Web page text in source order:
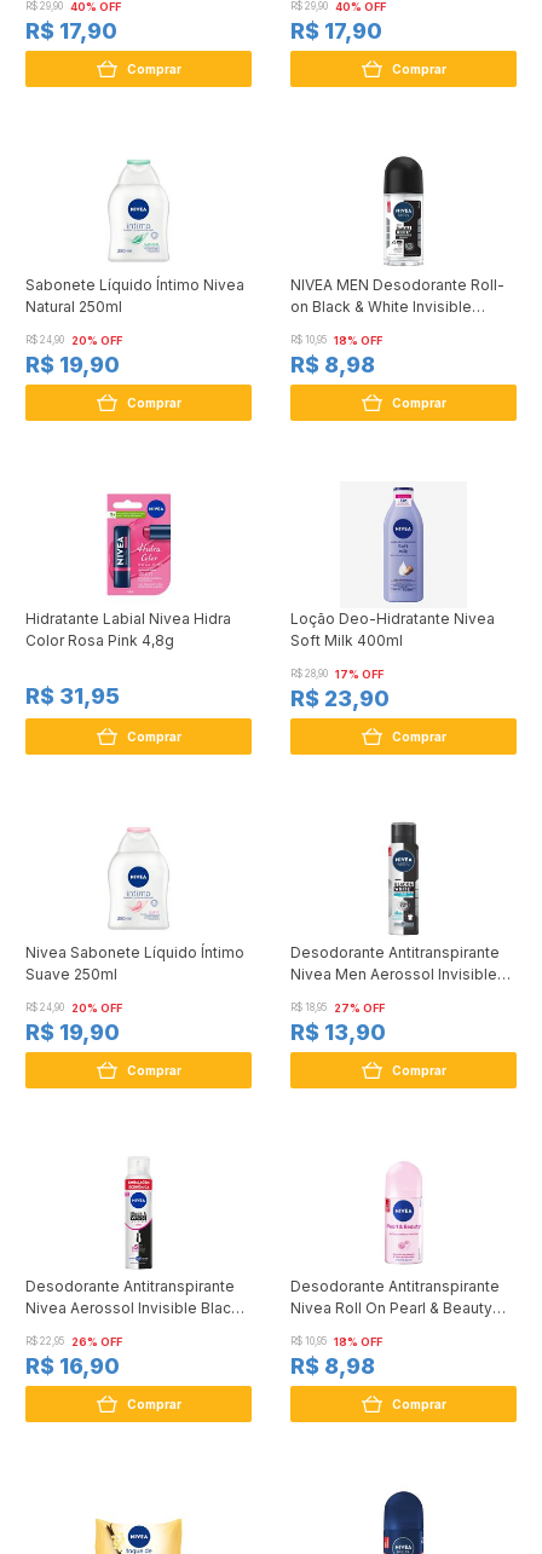
R$ 29,90 40% OFF
R$ 17,90
Comprar
R$ 29,90 40% OFF
R$ 17,90
Comprar
Sabonete Líquido Íntimo Nivea
Natural 250ml
R$ 24,90 20% OFF
R$ 19,90
Comprar
NIVEA MEN Desodorante Roll-
on Black & White Invisible
R$ 10,95 18% OFF
R$ 8,98
Comprar
Hidratante Labial Nivea Hidra
Color Rosa Pink 4,8g
R$ 31,95
Comprar
Loção Deo-Hidratante Nivea
Soft Milk 400ml
R$ 28,90 17% OFF
R$ 23,90
Comprar
Nivea Sabonete Líquido Íntimo
Suave 250ml
R$ 24,90 20% OFF
R$ 19,90
Comprar
Desodorante Antitranspirante
Nivea Men Aerossol Invisible
R$ 18,95 27% OFF
R$ 13,90
Comprar
Desodorante Antitranspirante
Nivea Aerossol Invisible Black
R$ 22,95 26% OFF
R$ 16,90
Comprar
Desodorante Antitranspirante
Nivea Roll On Pearl & Beauty
R$ 10,95 18% OFF
R$ 8,98
Comprar